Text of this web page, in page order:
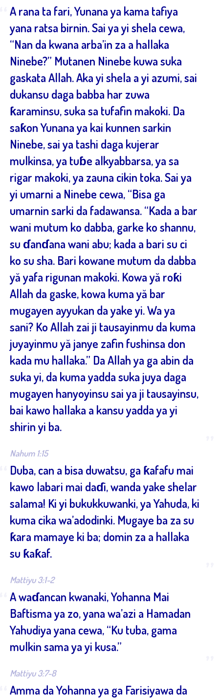
A rana ta fari, Yunana ya kama tafiya
yana ratsa birnin. Sai ya yi shela cewa,
“Nan da kwana arba’in za a hallaka
Ninebe?” Mutanen Ninebe kuwa suka
gaskata Allah. Aka yi shela a yi azumi, sai
dukansu daga babba har zuwa
ƙaraminsu, suka sa tufafin makoki. Da
saƙon Yunana ya kai kunnen sarkin
Ninebe, sai ya tashi daga kujerar
mulkinsa, ya tuɓe alkyabbarsa, ya sa
rigar makoki, ya zauna cikin toka. Sai ya
yi umarni a Ninebe cewa, “Bisa ga
umarnin sarki da fadawansa. “Kada a bar
wani mutum ko dabba, garke ko shannu,
su ɗanɗana wani abu; kada a bari su ci
ko su sha. Bari kowane mutum da dabba
yă yafa rigunan makoki. Kowa yă roƙi
Allah da gaske, kowa kuma yă bar
mugayen ayyukan da yake yi. Wa ya
sani? Ko Allah zai ji tausayinmu da kuma
juyayinmu yă janye zafin fushinsa don
kada mu hallaka.” Da Allah ya ga abin da
suka yi, da kuma yadda suka juya daga
mugayen hanyoyinsu sai ya ji tausayinsu,
bai kawo hallaka a kansu yadda ya yi
shirin yi ba.
Nahum 1:15
Duba, can a bisa duwatsu, ga ƙafafu mai
kawo labari mai daɗi, wanda yake shelar
salama! Ki yi bukukkuwanki, ya Yahuda, ki
kuma cika wa’adodinki. Mugaye ba za su
ƙara mamaye ki ba; domin za a hallaka
su ƙaƙaf.
Mattiyu 3:1-2
A waɗancan kwanaki, Yohanna Mai
Baftisma ya zo, yana wa’azi a Hamadan
Yahudiya yana cewa, “Ku tuba, gama
mulkin sama ya yi kusa.”
Mattiyu 3:7-8
Amma da Yohanna ya ga Farisiyawa da